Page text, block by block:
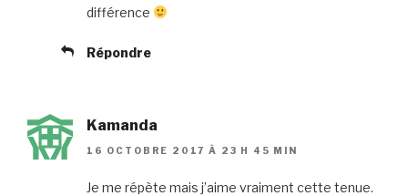
différence
Répondre
Kamanda
16 OCTOBRE 2017 À 23 H 45 MIN
Je me répète mais j’aime vraiment cette tenue.